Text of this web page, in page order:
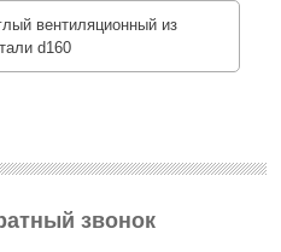
вентиляционный из
d160
звонок